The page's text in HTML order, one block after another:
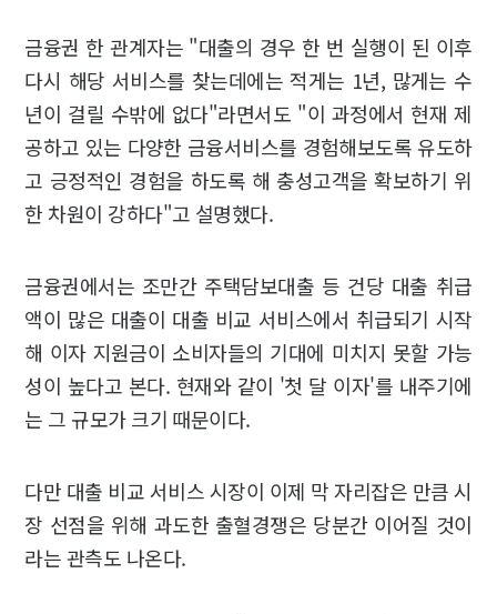
금융권 한 관계자는 "대출의 경우 한 번 실행이 된 이후
다시 해당 서비스를 찾는데에는 적게는 1년, 많게는 수
년이 걸릴 수밖에 없다"라면서도 "이 과정에서 현재 제
공하고 있는 다양한 금융서비스를 경험해보도록 유도하
고 긍정적인 경험을 하도록 해 충성고객을 확보하기 위
한 차원이 강하다"고 설명했다.
금융권에서는 조만간 주택담보대출 등 건당 대출 취급
액이 많은 대출이 대출 비교 서비스에서 취급되기 시작
해 이자 지원금이 소비자들의 기대에 미치지 못할 가능
성이 높다고 본다. 현재와 같이 '첫 달 이자'를 내주기에
는 그 규모가 크기 때문이다.
다만 대출 비교 서비스 시장이 이제 막 자리잡은 만큼 시
장 선점을 위해 과도한 출혈경쟁은 당분간 이어질 것이
라는 관측도 나온다.